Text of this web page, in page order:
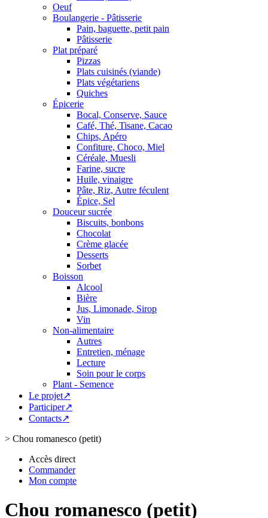
Oeuf
Boulangerie - Pâtisserie
Pain, baguette, petit pain
Pâtisserie
Plat préparé
Pizzas
Plats cuisinés (viande)
Plats végétariens
Quiches
Épicerie
Bocal, Conserve, Sauce
Café, Thé, Tisane, Cacao
Chips, Apéro
Confiture, Choco, Miel
Céréale, Muesli
Farine, sucre
Huile, vinaigre
Pâte, Riz, Autre féculent
Épice, Sel
Douceur sucrée
Biscuits, bonbons
Chocolat
Crème glacée
Desserts
Sorbet
Boisson
Alcool
Bière
Jus, Limonade, Sirop
Vin
Non-alimentaire
Autres
Entretien, ménage
Lecture
Soin pour le corps
Plant - Semence
Le projet↗
Participer↗
Contacts↗
> Chou romanesco (petit)
Accès direct
Commander
Mon compte
Chou romanesco (petit)